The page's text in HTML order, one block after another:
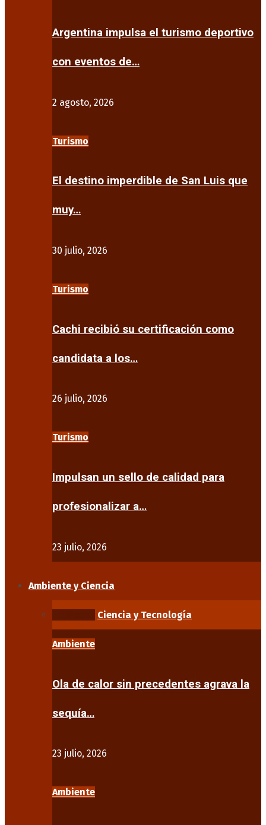
Argentina impulsa el turismo deportivo
con eventos de…
2 agosto, 2026
Turismo
El destino imperdible de San Luis que
muy…
30 julio, 2026
Turismo
Cachi recibió su certificación como
candidata a los…
26 julio, 2026
Turismo
Impulsan un sello de calidad para
profesionalizar a…
23 julio, 2026
Ambiente y Ciencia
Ciencia y Tecnología
Ambiente
Ola de calor sin precedentes agrava la
sequía…
23 julio, 2026
Ambiente